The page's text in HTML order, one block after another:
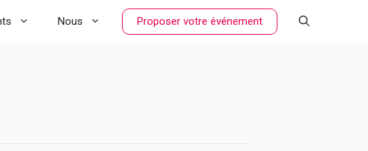
Nous Proposer votre événement